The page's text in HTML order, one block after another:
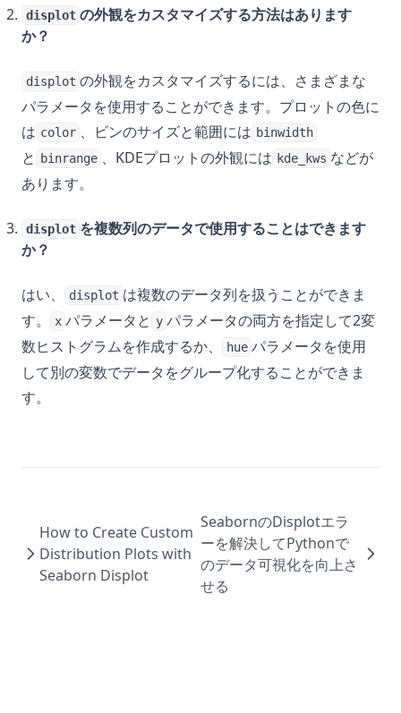
displot の外観をカスタマイズする方法はあります
か？
displot の外観をカスタマイズするには、さまざまな
パラメータを使用することができます。プロットの色に
は color 、ビンのサイズと範囲には binwidth
と binrange 、KDEプロットの外観には kde_kws などが
あります。
displot を複数列のデータで使用することはできます
か？
はい、 displot は複数のデータ列を扱うことができま
す。
x パラメータと y パラメータの両方を指定して2変
数ヒストグラムを作成するか、
hue パラメータを使用
して別の変数でデータをグループ化することができま
す。
How to Create Custom
Distribution Plots with
Seaborn Displot
SeabornのDisplotエラ
ーを解決してPythonで
のデータ可視化を向上さ
せる